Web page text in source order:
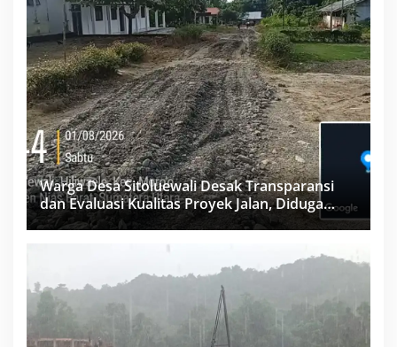
Warga Desa Sitoluewali Desak Transparansi
dan Evaluasi Kualitas Proyek Jalan, Diduga
Minim Informasi